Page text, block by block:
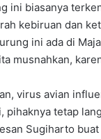
ini biasanya
kebiruan dan
ini ada di
musnahkan,
virus avian
pihaknya tetap
Sugiharto